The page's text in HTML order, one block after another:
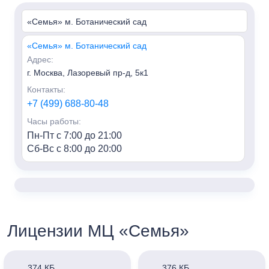
«Семья» м. Ботанический сад
«Семья» м. Ботанический сад
Адрес:
г. Москва, Лазоревый пр-д, 5к1
Контакты:
+7 (499) 688-80-48
Часы работы:
Пн-Пт с 7:00 до 21:00
Сб-Вс с 8:00 до 20:00
+7 (499) 688-80-48
Пн-Пт с 7:00 до 21:00
Лицензии МЦ «Семья»